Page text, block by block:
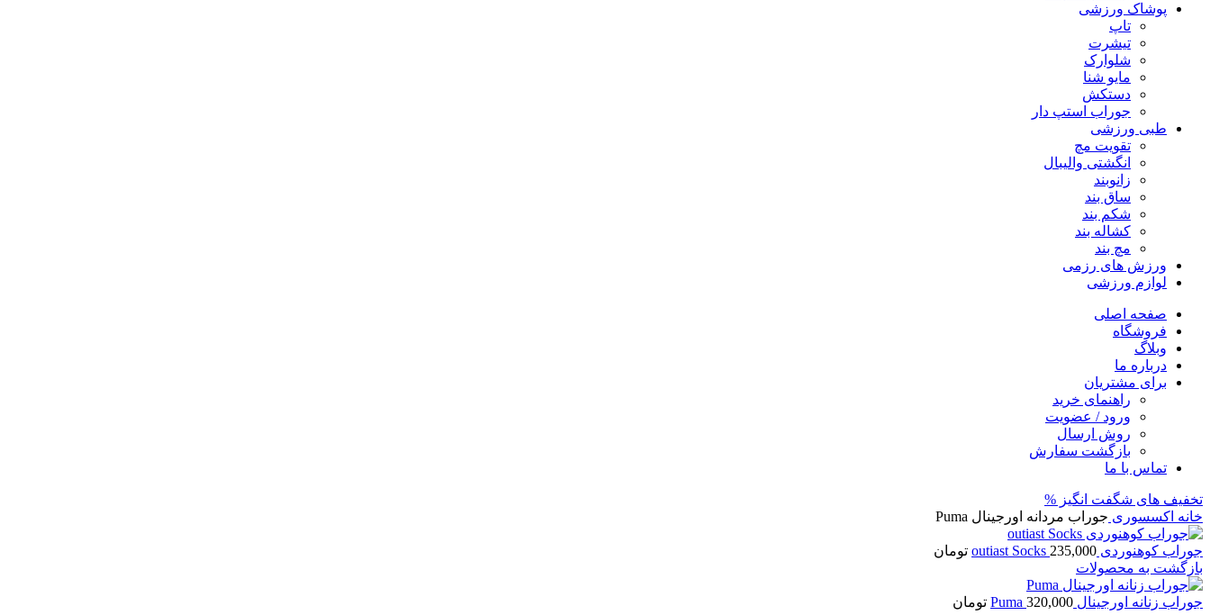
پوشاک ورزشی
تاپ
تیشرت
شلوارک
مایو شنا
دستکش
جوراب استپ دار
طبی ورزشی
تقویت مچ
انگشتی واليبال
زانوبند
ساق بند
شکم بند
کشاله بند
مچ بند
ورزش های رزمی
لوازم ورزشی
صفحه اصلی
فروشگاه
وبلاگ
درباره ما
برای مشتریان
راهنمای خرید
ورود / عضویت
روش ارسال
بازگشت سفارش
تماس با ما
تخفیف های شگفت انگیز %
خانه اکسسوری جوراب مردانه اورجینال Puma
جوراب کوهنوردی outiast Socks 235,000
تومان
بازگشت به محصولات
جوراب زنانه اورجینال Puma 320,000 تومان